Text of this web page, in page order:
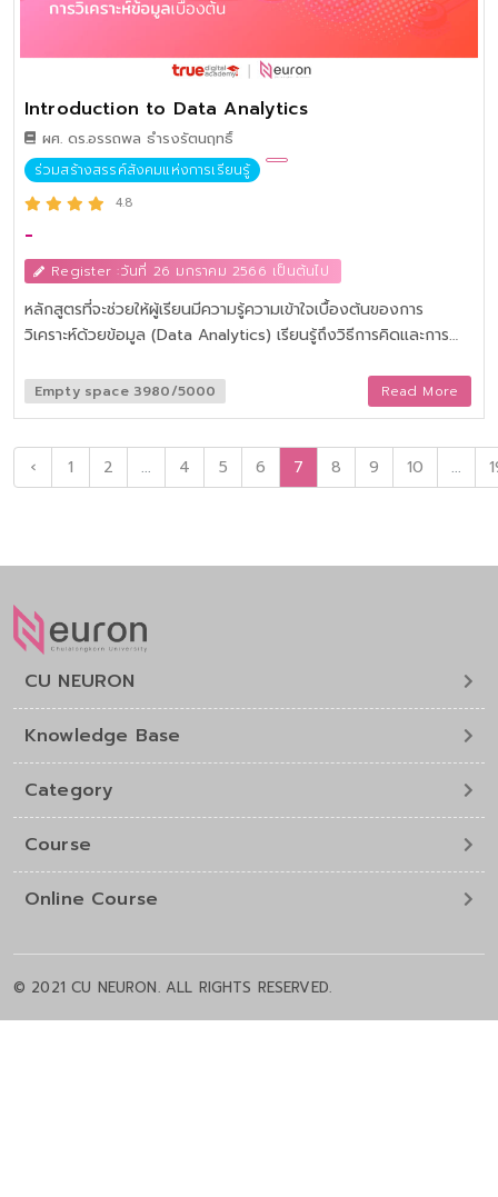
Introduction to Data Analytics
ผศ. ดร.อรรถพล ธํารงรัตนฤทธิ์
ร่วมสร้างสรรค์สังคมแห่งการเรียนรู้
4.8
-
Register :วันที่ 26 มกราคม 2566 เป็นต้นไป
หลักสูตรที่จะช่วยให้ผู้เรียนมีความรู้ความเข้าใจเบื้องต้นของการ
วิเคราะห์ด้วยข้อมูล (Data Analytics) เรียนรู้ถึงวิธีการคิดและการ
วิเคราะห์ข้อมูลต่าง ๆ เพื่อทำให้คุณมีความเข้าใจในอาชีพนักวิเคราะห์
ข้อมูลมากขึ้น
Empty space 3980/5000 Read More
‹ 1 2 ... 4 5 6 7 8 9 10 ...
CU NEURON
Knowledge Base
Category
Course
Online Course
© 2021 CU NEURON. ALL RIGHTS RESERVED.